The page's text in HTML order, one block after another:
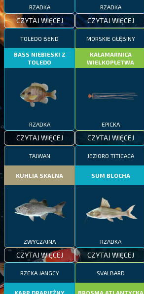
RZADKA
CZYTAJ WIĘCEJ
RZADKA
CZYTAJ WIĘCEJ
TOLEDO BEND
BASS NIEBIESKI Z
TOLEDO
RZADKA
CZYTAJ WIĘCEJ
MORSKIE GŁĘBINY
KAŁAMARNICA
WIELKOPŁETWA
EPICKA
CZYTAJ WIĘCEJ
TAJWAN
KUHLIA SKALNA
ZWYCZAJNA
CZYTAJ WIĘCEJ
JEZIORO TITICACA
SUM BLOCHA
RZADKA
CZYTAJ WIĘCEJ
RZEKA JANGCY
KARP DRAPIEŻNY
SVALBARD
BROSMA ATLANTYCKA